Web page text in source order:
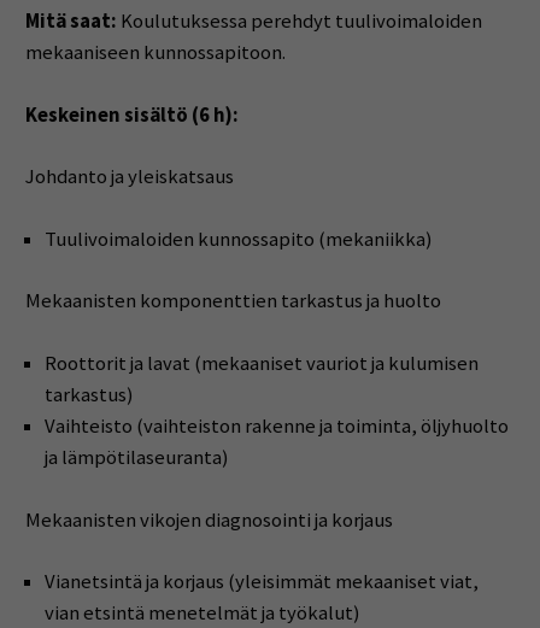
Mitä saat: Koulutuksessa perehdyt tuulivoimaloiden
mekaaniseen kunnossapitoon.
Keskeinen sisältö (6 h):
Johdanto ja yleiskatsaus
Tuulivoimaloiden kunnossapito (mekaniikka)
Mekaanisten komponenttien tarkastus ja huolto
Roottorit ja lavat (mekaaniset vauriot ja kulumisen
tarkastus)
Vaihteisto (vaihteiston rakenne ja toiminta, öljyhuolto
ja lämpötilaseuranta)
Mekaanisten vikojen diagnosointi ja korjaus
Vianetsintä ja korjaus (yleisimmät mekaaniset viat,
vian etsintä menetelmät ja työkalut)